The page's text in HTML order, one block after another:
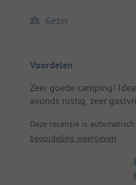
Gezin
Voordelen
Zeer goede camping!
avonds rustig, zeer
midden tussen de
Deze recensie is
beoordeling weergeven